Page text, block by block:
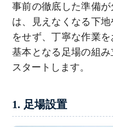
事前の徹底した準備
は、見えなくなる下
をせず、丁寧な作業
基本となる足場の組
スタートします。
1. 足場設置